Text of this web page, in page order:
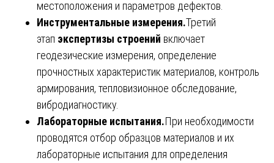
местоположения и параметров дефектов.
Инструментальные измерения.Третий
этап экспертизы строений включает
геодезические измерения, определение
прочностных характеристик материалов, контроль
армирования, тепловизионное обследование,
вибродиагностику.
Лабораторные испытания.При необходимости
проводятся отбор образцов материалов и их
лабораторные испытания для определения